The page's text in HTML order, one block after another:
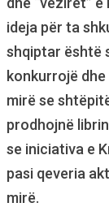
ideja për ta
shqiptar është
konkurrojë
mirë se
prodhojnë
se iniciativa e
pasi qeveria
mirë.